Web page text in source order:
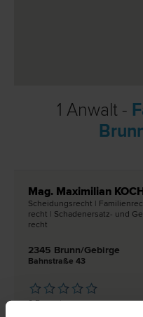
1 Anwalt -
Mag. Maximilian
Scheidungs­recht |
recht | Schadenersatz- und
recht
2345 Brunn/Gebirge
Bahnstraße 43
0 Bewertungen